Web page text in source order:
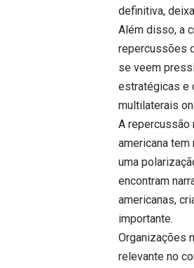
definitiva,
Além disso, a
repercussões
se veem
estratégicas e
multilaterais
A repercussão
americana
uma
encontram
americanas,
importante.
Organizações
relevante no